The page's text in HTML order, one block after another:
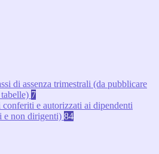
di assenza trimestrali (da pubblicare
7
e autorizzati ai dipendenti
e non dirigenti) 84